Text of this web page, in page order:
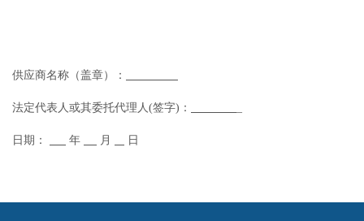
供应商名称（盖章）：
法定代表人或其委托代理人(签字)：
日期： 年 月 日